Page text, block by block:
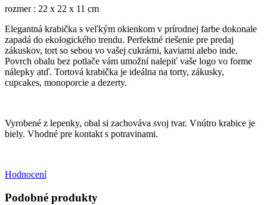
rozmer : 22 x 22 x 11 cm
Elegantná krabička s veľkým okienkom v prírodnej farbe dokonale
zapadá do ekologického trendu. Perfektné riešenie pre predaj
zákuskov, tort so sebou vo vašej cukrárni, kaviarni alebo inde.
Povrch obalu bez potlače vám umožní nalepiť vaše logo vo forme
nálepky atď. Tortová krabička je ideálna na torty, zákusky,
cupcakes, monoporcie a dezerty.
Vyrobené z lepenky, obal si zachováva svoj tvar. Vnútro krabice je
biely. Vhodné pre kontakt s potravinami.
Hodnocení
Podobné produkty